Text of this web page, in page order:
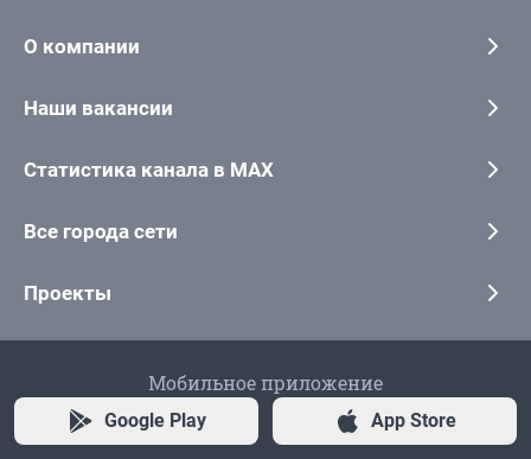
О компании
Наши вакансии
Статистика канала в MAX
Все города сети
Проекты
Мобильное приложение
Google Play App Store